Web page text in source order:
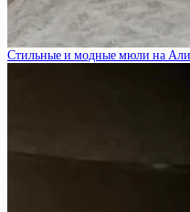
Стильные и модные мюли на